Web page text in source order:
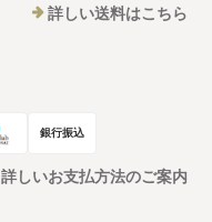
詳しい送料はこちら
銀行振込
詳しいお支払方法のご案内